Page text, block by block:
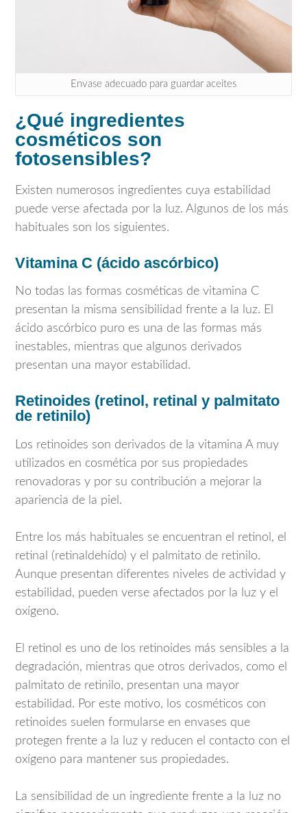
Envase adecuado para guardar aceites
¿Qué ingredientes
cosméticos son
fotosensibles?
Existen numerosos ingredientes cuya estabilidad
puede verse afectada por la luz. Algunos de los más
habituales son los siguientes.
Vitamina C (ácido ascórbico)
No todas las formas cosméticas de vitamina C
presentan la misma sensibilidad frente a la luz. El
ácido ascórbico puro es una de las formas más
inestables, mientras que algunos derivados
presentan una mayor estabilidad.
Retinoides (retinol, retinal y palmitato
de retinilo)
Los retinoides son derivados de la vitamina A muy
utilizados en cosmética por sus propiedades
renovadoras y por su contribución a mejorar la
apariencia de la piel.
Entre los más habituales se encuentran el retinol, el
retinal (retinaldehído) y el palmitato de retinilo.
Aunque presentan diferentes niveles de actividad y
estabilidad, pueden verse afectados por la luz y el
oxígeno.
El retinol es uno de los retinoides más sensibles a la
degradación, mientras que otros derivados, como el
palmitato de retinilo, presentan una mayor
estabilidad. Por este motivo, los cosméticos con
retinoides suelen formularse en envases que
protegen frente a la luz y reducen el contacto con el
oxígeno para mantener sus propiedades.
La sensibilidad de un ingrediente frente a la luz no